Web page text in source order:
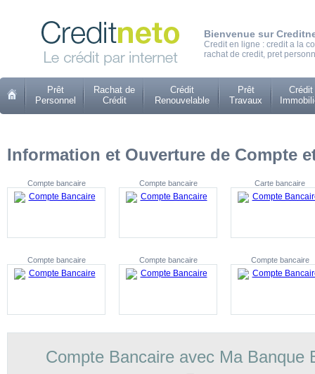
Bienvenue sur
Credit en ligne : credit a la
rachat de credit, pret
Prêt
Personnel
Rachat de
Crédit
Crédit
Renouvelable
Prêt
Travaux
Crédit
Information et Ouverture de Compte
Compte bancaire Compte bancaire Carte bancaire
Compte bancaire Compte bancaire Compte bancaire
Compte Bancaire avec Ma Banque